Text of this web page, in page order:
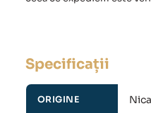
Specificații
ORIGINE